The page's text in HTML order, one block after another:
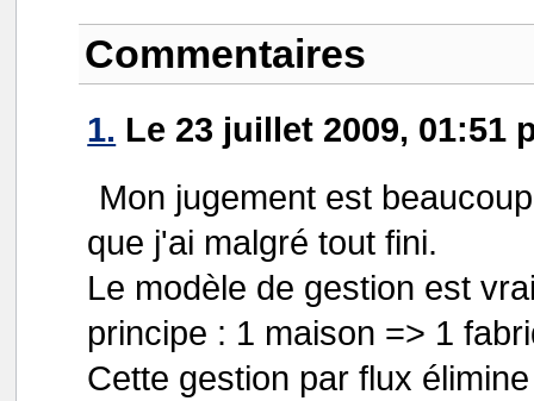
Commentaires
1. Le 23 juillet 2009, 01:51
Mon jugement est
que j'ai malgré tout fini.
Le modèle de gestion est
principe : 1 maison => 1
Cette gestion par flux